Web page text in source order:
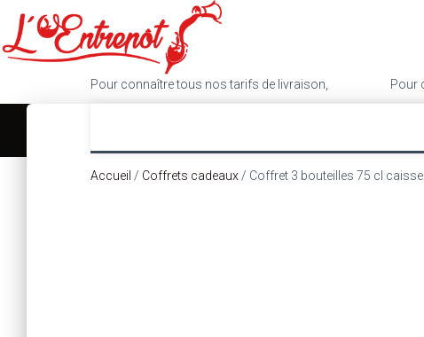
Pour connaître tous nos tarifs de livraison, Pour
Accueil / Coffrets cadeaux / Coffret 3 bouteilles 75 cl